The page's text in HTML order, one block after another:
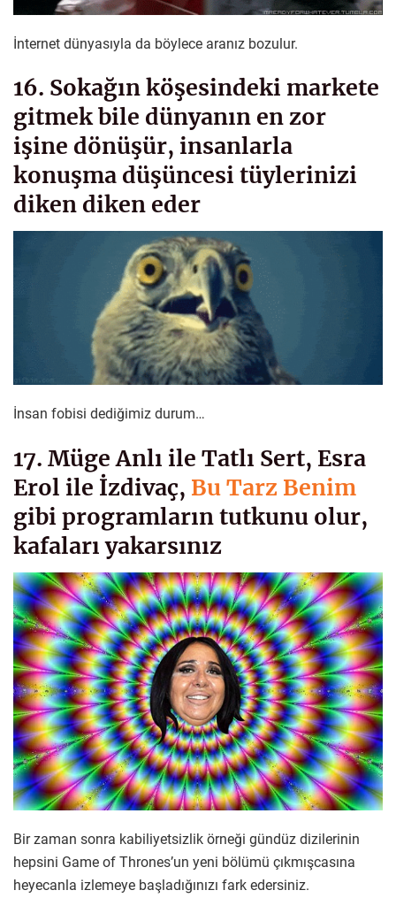
İnternet dünyasıyla da böylece aranız bozulur.
16. Sokağın köşesindeki markete
gitmek bile dünyanın en zor
işine dönüşür, insanlarla
konuşma düşüncesi tüylerinizi
diken diken eder
İnsan fobisi dediğimiz durum…
17. Müge Anlı ile Tatlı Sert, Esra
Erol ile İzdivaç, Bu Tarz Benim
gibi programların tutkunu olur,
kafaları yakarsınız
Bir zaman sonra kabiliyetsizlik örneği gündüz dizilerinin
hepsini Game of Thrones’un yeni bölümü çıkmışcasına
heyecanla izlemeye başladığınızı fark edersiniz.